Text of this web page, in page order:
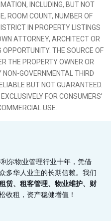
INCLUDING, BUT NOT
ROOM COUNT, NUMBER OF
IN PROPERTY LISTINGS
ATTORNEY, ARCHITECT OR
OPPORTUNITY. THE SOURCE OF
THE PROPERTY OWNER OR
NON-GOVERNMENTAL THIRD
BUT NOT GUARANTEED.
FOR CONSUMERS’
USE.
尔物业管理行业十年，凭借
多华人业主的长期信赖。我们
赁、租客管理、物业维护、财
收租，资产稳健增值！